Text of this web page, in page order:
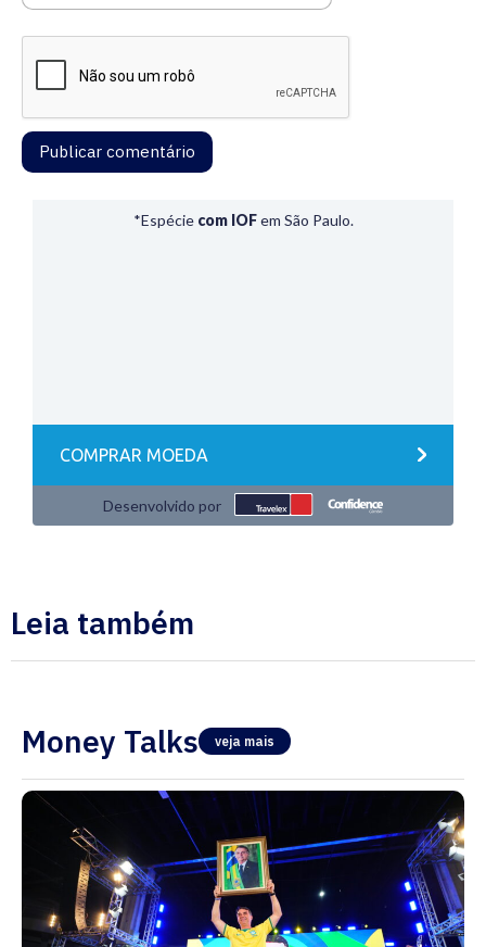
Leia também
Money Talks veja mais